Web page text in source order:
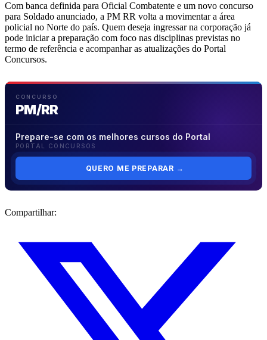
Com banca definida para Oficial Combatente e um novo concurso
para Soldado anunciado, a PM RR volta a movimentar a área
policial no Norte do país. Quem deseja ingressar na corporação já
pode iniciar a preparação com foco nas disciplinas previstas no
termo de referência e acompanhar as atualizações do Portal
Concursos.
CONCURSO
PM/RR
Prepare-se com os melhores cursos do Portal
PORTAL CONCURSOS
QUERO ME PREPARAR →
Compartilhar: